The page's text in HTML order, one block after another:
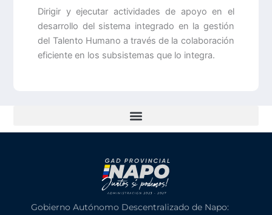
Dirigir y ejecutar actividades de apoyo en el
desarrollo del sistema integrado en la gestión
del Talento Humano a través de la colaboración
eficiente en los subsistemas que lo integra.
Gobierno Autónomo Descentralizado de Napo: